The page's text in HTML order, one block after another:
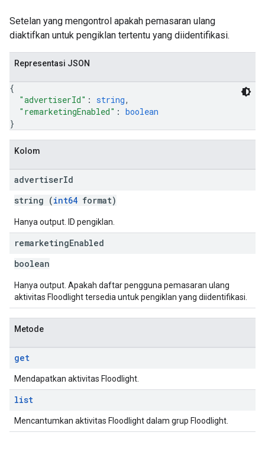
Setelan yang mengontrol apakah pemasaran ulang
diaktifkan untuk pengiklan tertentu yang diidentifikasi.
Representasi JSON
{
"advertiserId" : string,
"remarketingEnabled" : boolean
}
Kolom
advertiserId
string (int64 format)
Hanya output. ID pengiklan.
remarketingEnabled
boolean
Hanya output. Apakah daftar pengguna pemasaran ulang
aktivitas Floodlight tersedia untuk pengiklan yang diidentifikasi.
Metode
get
Mendapatkan aktivitas Floodlight.
list
Mencantumkan aktivitas Floodlight dalam grup Floodlight.